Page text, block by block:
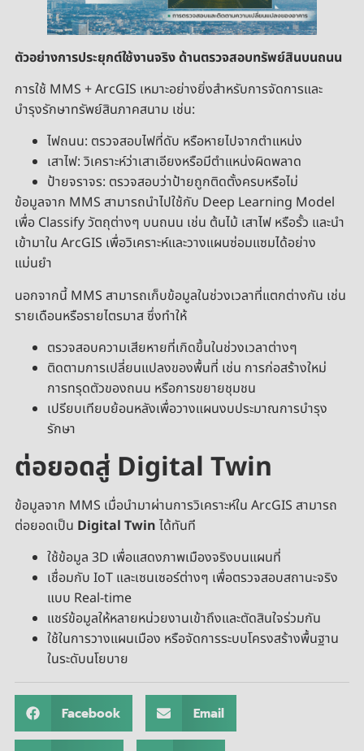
ตัวอย่างการประยุกต์ใช้งานจริง ด้านตรวจสอบทรัพย์สินบนถนน
การใช้ MMS + ArcGIS เหมาะอย่างยิ่งสำหรับการจัดการและ
บำรุงรักษาทรัพย์สินภาคสนาม เช่น:
ไฟถนน: ตรวจสอบไฟที่ดับ หรือหายไปจากตำแหน่ง
เสาไฟ: วิเคราะห์ว่าเสาเอียงหรือมีตำแหน่งผิดพลาด
ป้ายจราจร: ตรวจสอบว่าป้ายถูกติดตั้งครบหรือไม่
ข้อมูลจาก MMS สามารถนำไปใช้กับ Deep Learning Model
เพื่อ Classify วัตถุต่างๆ บนถนน เช่น ต้นไม้ เสาไฟ หรือรั้ว และนำ
เข้ามาใน ArcGIS เพื่อวิเคราะห์และวางแผนซ่อมแซมได้อย่าง
แม่นยำ
นอกจากนี้ MMS สามารถเก็บข้อมูลในช่วงเวลาที่แตกต่างกัน เช่น
รายเดือนหรือรายไตรมาส ซึ่งทำให้
ตรวจสอบความเสียหายที่เกิดขึ้นในช่วงเวลาต่างๆ
ติดตามการเปลี่ยนแปลงของพื้นที่ เช่น การก่อสร้างใหม่
การทรุดตัวของถนน หรือการขยายชุมชน
เปรียบเทียบย้อนหลังเพื่อวางแผนงบประมาณการบำรุง
รักษา
ต่อยอดสู่ Digital Twin
ข้อมูลจาก MMS เมื่อนำมาผ่านการวิเคราะห์ใน ArcGIS สามารถ
ต่อยอดเป็น Digital Twin ได้ทันที
ใช้ข้อมูล 3D เพื่อแสดงภาพเมืองจริงบนแผนที่
เชื่อมกับ IoT และเซนเซอร์ต่างๆ เพื่อตรวจสอบสถานะจริง
แบบ Real-time
แชร์ข้อมูลให้หลายหน่วยงานเข้าถึงและตัดสินใจร่วมกัน
ใช้ในการวางแผนเมือง หรือจัดการระบบโครงสร้างพื้นฐาน
ในระดับนโยบาย
Facebook Email